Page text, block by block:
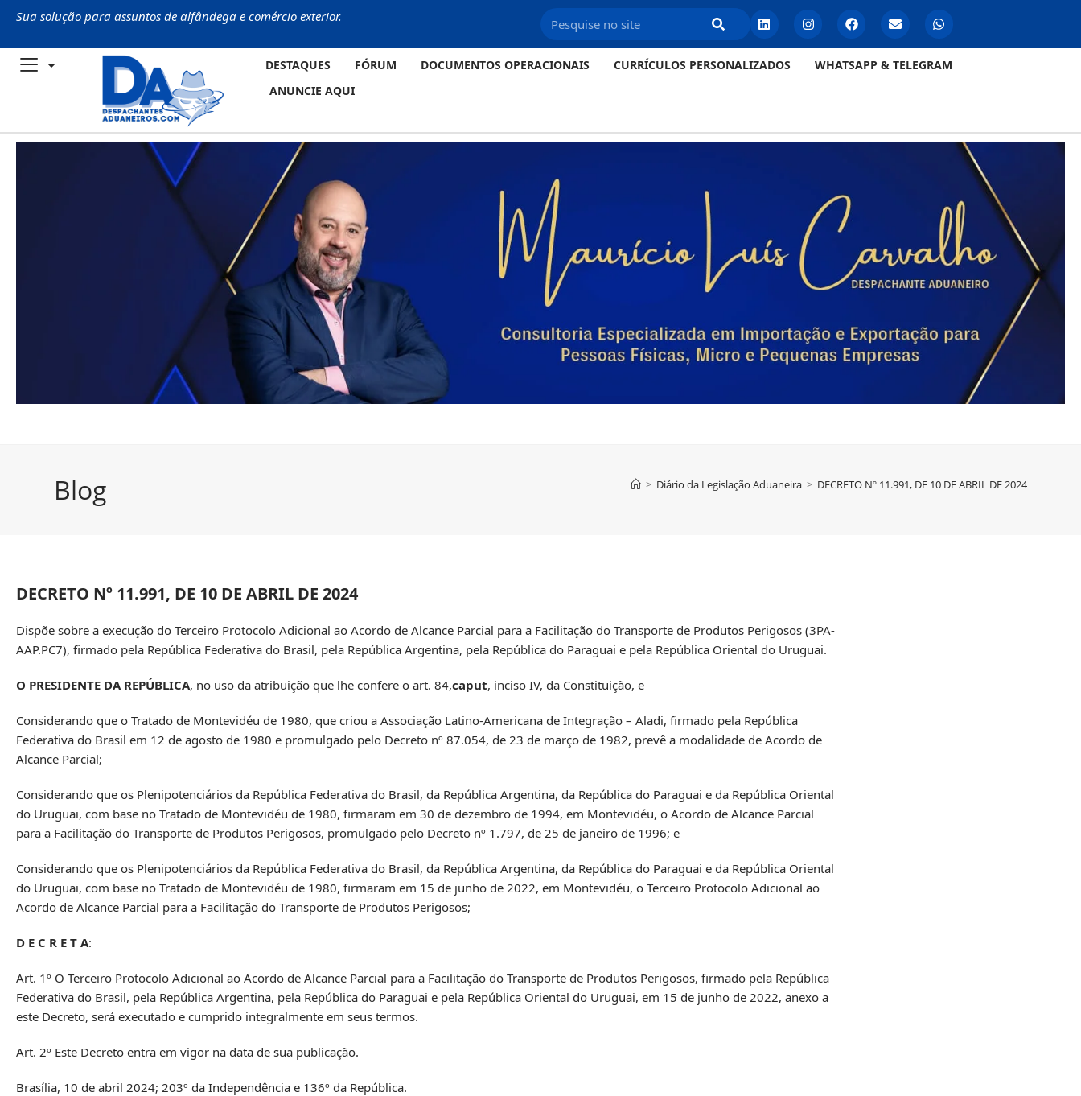
Sua solução para assuntos de alfândega e comércio exterior.
DESTAQUES FÓRUM DOCUMENTOS OPERACIONAIS CURRÍCULOS PERSONALIZADOS
WHATSAPP & TELEGRAM
ANUNCIE AQUI
Blog > Diário da Legislação Aduaneira > DECRETO Nº 11.991, DE 10 DE ABRIL DE 2024
DECRETO Nº 11.991, DE 10 DE ABRIL DE 2024
Dispõe sobre a execução do Terceiro Protocolo Adicional ao Acordo de Alcance Parcial para a Facilitação do Transporte de Produtos Perigosos (3PA-
AAP.PC7), firmado pela República Federativa do Brasil, pela República Argentina, pela República do Paraguai e pela República Oriental do Uruguai.
O PRESIDENTE DA REPÚBLICA, no uso da atribuição que lhe confere o art. 84,caput, inciso IV, da Constituição, e
Considerando que o Tratado de Montevidéu de 1980, que criou a Associação Latino-Americana de Integração – Aladi, firmado pela República
Federativa do Brasil em 12 de agosto de 1980 e promulgado pelo Decreto nº 87.054, de 23 de março de 1982, prevê a modalidade de Acordo de
Alcance Parcial;
Considerando que os Plenipotenciários da República Federativa do Brasil, da República Argentina, da República do Paraguai e da República Oriental
do Uruguai, com base no Tratado de Montevidéu de 1980, firmaram em 30 de dezembro de 1994, em Montevidéu, o Acordo de Alcance Parcial
para a Facilitação do Transporte de Produtos Perigosos, promulgado pelo Decreto nº 1.797, de 25 de janeiro de 1996; e
Considerando que os Plenipotenciários da República Federativa do Brasil, da República Argentina, da República do Paraguai e da República Oriental
do Uruguai, com base no Tratado de Montevidéu de 1980, firmaram em 15 de junho de 2022, em Montevidéu, o Terceiro Protocolo Adicional ao
Acordo de Alcance Parcial para a Facilitação do Transporte de Produtos Perigosos;
D E C R E T A:
Art. 1º O Terceiro Protocolo Adicional ao Acordo de Alcance Parcial para a Facilitação do Transporte de Produtos Perigosos, firmado pela República
Federativa do Brasil, pela República Argentina, pela República do Paraguai e pela República Oriental do Uruguai, em 15 de junho de 2022, anexo a
este Decreto, será executado e cumprido integralmente em seus termos.
Art. 2º Este Decreto entra em vigor na data de sua publicação.
Brasília, 10 de abril 2024; 203º da Independência e 136º da República.